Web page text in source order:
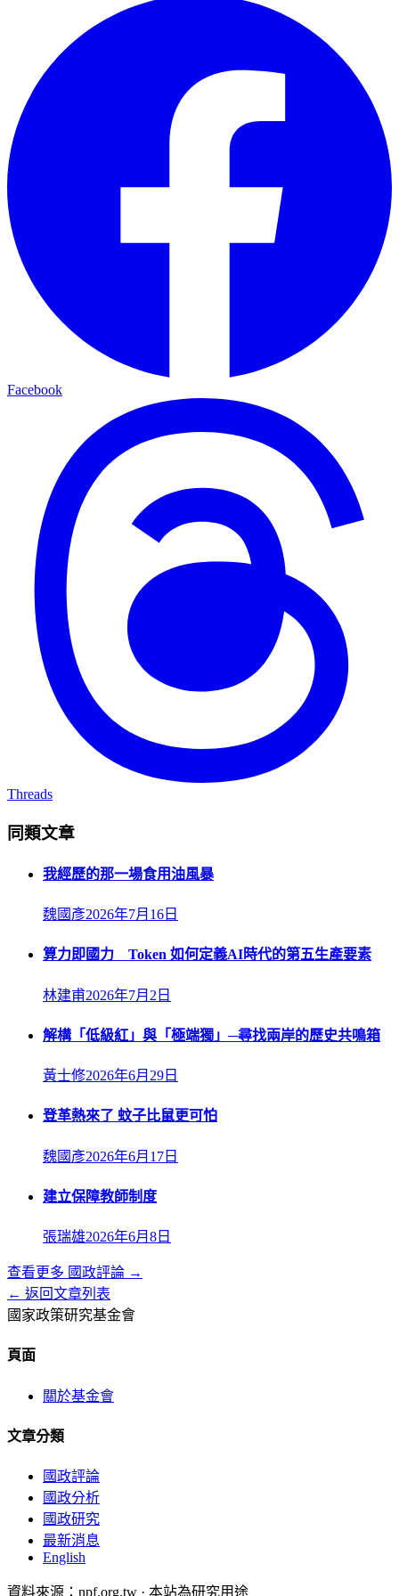
Facebook
Threads
同類文章
我經歷的那一場食用油風暴
魏國彥2026年7月16日
算力即國力 Token 如何定義AI時代的第五生產要素
林建甫2026年7月2日
解構「低級紅」與「極端獨」─尋找兩岸的歷史共鳴箱
黃士修2026年6月29日
登革熱來了 蚊子比鼠更可怕
魏國彥2026年6月17日
建立保障教師制度
張瑞雄2026年6月8日
查看更多 國政評論 →
← 返回文章列表
國家政策研究基金會
頁面
關於基金會
文章分類
國政評論
國政分析
國政研究
最新消息
English
資料來源：npf.org.tw · 本站為研究用途